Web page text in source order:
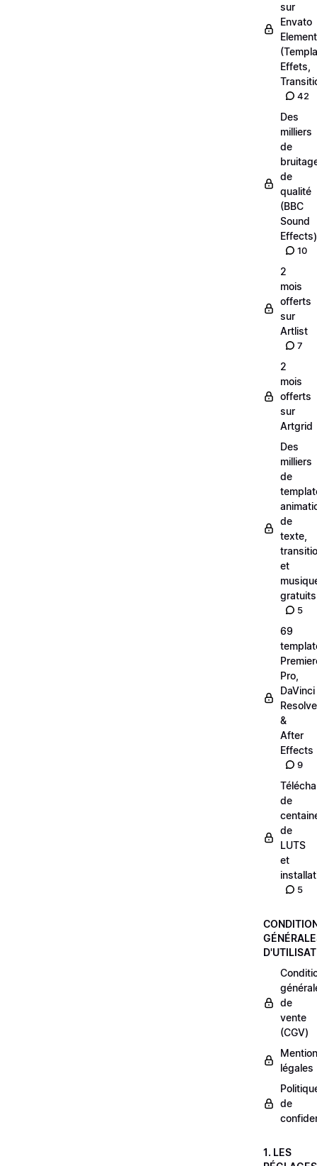
sur
Envato
Effets,
42
Des
milliers
de
de
qualité
(BBC
Sound
Effects)
10
2
mois
offerts
sur
Artlist
7
2
mois
offerts
sur
Artgrid
Des
milliers
de
de
texte,
et
gratuits
5
69
Pro,
DaVinci
Resolve
&
After
Effects
9
de
de
LUTS
et
5
de
vente
(CGV)
légales
de
1. LES